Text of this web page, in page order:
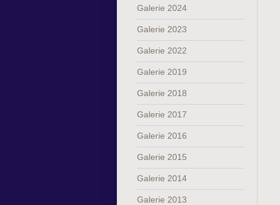
Galerie 2024
Galerie 2023
Galerie 2022
Galerie 2019
Galerie 2018
Galerie 2017
Galerie 2016
Galerie 2015
Galerie 2014
Galerie 2013